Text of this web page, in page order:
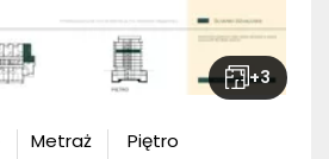
+3
Metraż
Piętro